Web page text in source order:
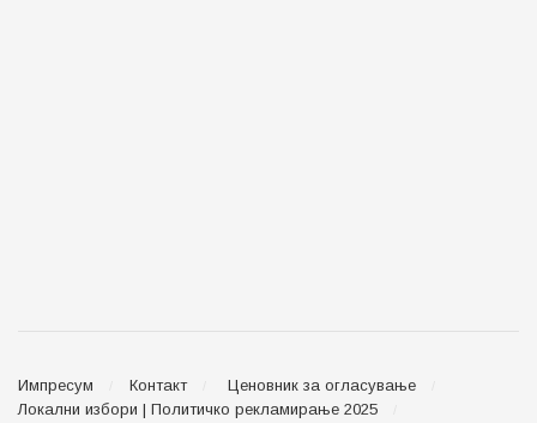
Импресум Контакт
Ценовник за огласување
Локални избори | Политичко рекламирање 2025